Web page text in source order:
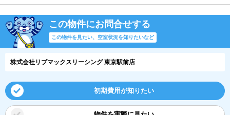
この物件にお問合せする
この物件を見たい、空室状況を知りたいなど
株式会社リブマックスリーシング 東京駅前店
初期費用が知りたい